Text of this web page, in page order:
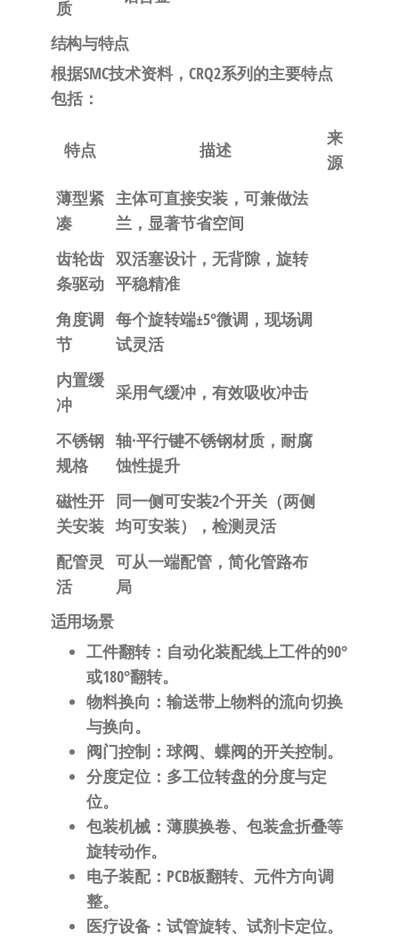
质
结构与特点
根据SMC技术资料，CRQ2系列的主要特点
包括：
特点 描述
来
源
薄型紧
凑
主体可直接安装，可兼做法
兰，显著节省空间
齿轮齿
条驱动
双活塞设计，无背隙，旋转
平稳精准
角度调
节
每个旋转端±5°微调，现场调
试灵活
内置缓
冲
采用气缓冲，有效吸收冲击
不锈钢
规格
轴·平行键不锈钢材质，耐腐
蚀性提升
磁性开
关安装
同一侧可安装2个开关（两侧
均可安装），检测灵活
配管灵
活
可从一端配管，简化管路布
局
适用场景
工件翻转：自动化装配线上工件的90°
或180°翻转。
物料换向 ：输送带上物料的流向切换
与换向。
阀门控制 ：球阀、蝶阀的开关控制。
分度定位：多工位转盘的分度与定
位。
包装机械：薄膜换卷、包装盒折叠等
旋转动作。
电子装配：PCB板翻转、元件方向调
整。
医疗设备：试管旋转、试剂卡定位。